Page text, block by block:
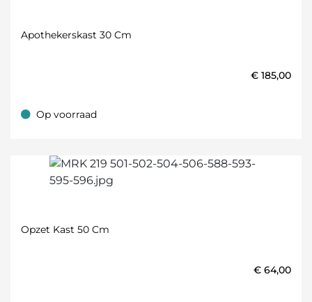
Apothekerskast 30 Cm
€ 185,00
Op voorraad
Op voorraad
Opzet Kast 50 Cm
€ 64,00